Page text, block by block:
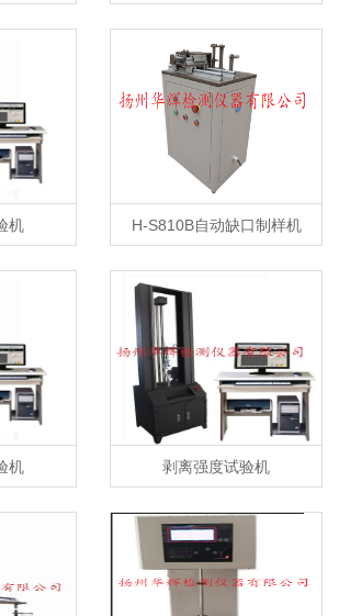
仪及自动滤料测试台
机 H-S810B自动缺口制样机
机 剥离强度试验机